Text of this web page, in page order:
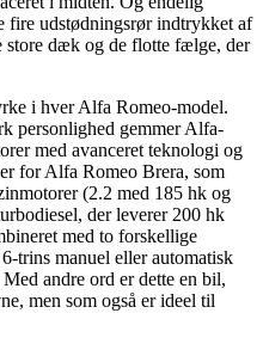
fire udstødningsrør indtrykket af
store dæk og de flotte fælge, der
i hver Alfa Romeo-model.
personlighed gemmer Alfa-
med avanceret teknologi og
for Alfa Romeo Brera, som
(2.2 med 185 hk og
der leverer 200 hk
med to forskellige
trins manuel eller automatisk
andre ord er dette en bil,
men som også er ideel til